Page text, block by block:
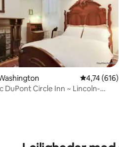
bedømmelse, 104 omtaler
4,74 ud af
4,74 (616)
DuPont Circle Inn ~ Lincoln-